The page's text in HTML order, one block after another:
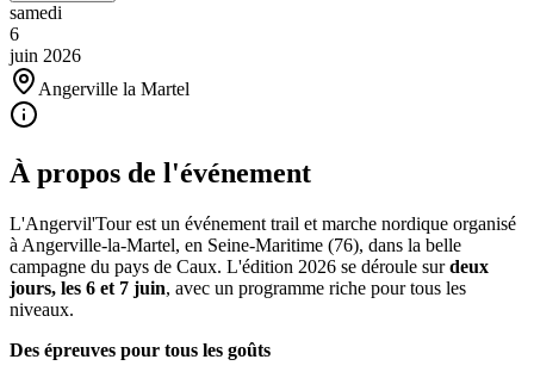
samedi
6
juin 2026
Angerville la Martel
À propos de l'événement
L'Angervil'Tour est un événement trail et marche nordique organisé
à Angerville-la-Martel, en Seine-Maritime (76), dans la belle
campagne du pays de Caux. L'édition 2026 se déroule surdeux
jours, les 6 et 7 juin, avec un programme riche pour tous les
niveaux.
Des épreuves pour tous les goûts